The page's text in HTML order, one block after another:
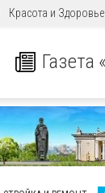
Красота и Здоровье
Газета